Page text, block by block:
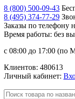
8 (800) 500-09-43
8 (495) 374-77-29
Заказы по телефону
Время работы: без
с 08:00 до 17:00 (по
Клиентов: 480613
Личный кабинет: